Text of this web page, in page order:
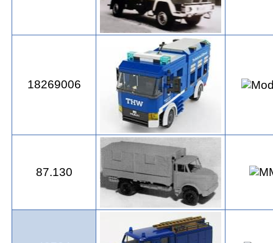
18269006
87.130